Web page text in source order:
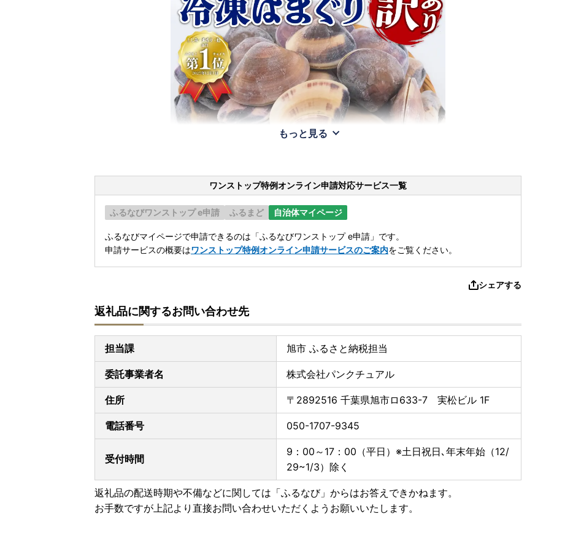
もっと見る
ワンストップ特例オンライン申請対応サービス一覧
ふるなびワンストップ e申請 ふるまど 自治体マイページ
ふるなびマイページで申請できるのは「ふるなびワンストップ e申請」です。
申請サービスの概要はワンストップ特例オンライン申請サービスのご案内をご覧ください。
シェアする
返礼品に関するお問い合わせ先
担当課 旭市 ふるさと納税担当
委託事業者名 株式会社パンクチュアル
住所 〒2892516 千葉県旭市ロ633-7 実松ビル 1F
電話番号 050-1707-9345
受付時間
9：00～17：00（平日）※土日祝日､年末年始（12/
29~1/3）除く
返礼品の配送時期や不備などに関しては「ふるなび」からはお答えできかねます。
お手数ですが上記より直接お問い合わせいただくようお願いいたします。